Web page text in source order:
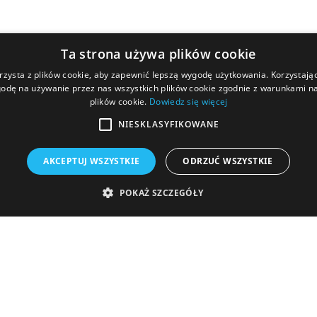
Ta strona używa plików cookie
z plików cookie, aby zapewnić lepszą wygodę użytkowania.
na używanie przez nas wszystkich plików cookie zgodnie z warunkami
plików cookie. Dowiedz się więcej
NIESKLASYFIKOWANE
AKCEPTUJ WSZYSTKIE ODRZUĆ WSZYSTKIE
POKAŻ SZCZEGÓŁY